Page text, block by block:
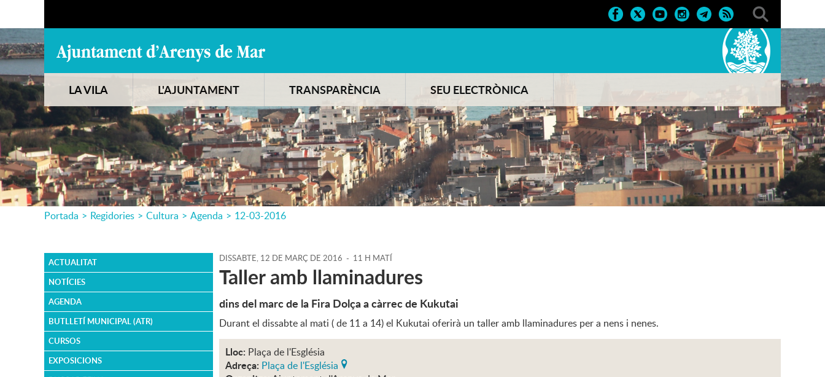
LA VILA L'AJUNTAMENT TRANSPARÈNCIA SEU ELECTRÒNICA
Portada > Regidories > Cultura > Agenda > 12-03-2016
ACTUALITAT
NOTÍCIES
AGENDA
BUTLLETÍ MUNICIPAL (ATR)
CURSOS
EXPOSICIONS
DISSABTE, 12 DE MARÇ DE 2016 - 11 H MATÍ
Taller amb llaminadures
dins del marc de la Fira Dolça a càrrec de Kukutai
Durant el dissabte al mati ( de 11 a 14) el Kukutai oferirà un taller amb llaminadures per a nens i nenes.
Lloc: Plaça de l'Església
Adreça: Plaça de l'Església